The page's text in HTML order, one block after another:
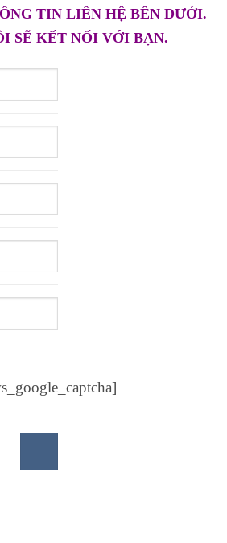
TIN LIÊN HỆ BÊN DƯỚI.
SẼ KẾT NỐI VỚI BẠN.